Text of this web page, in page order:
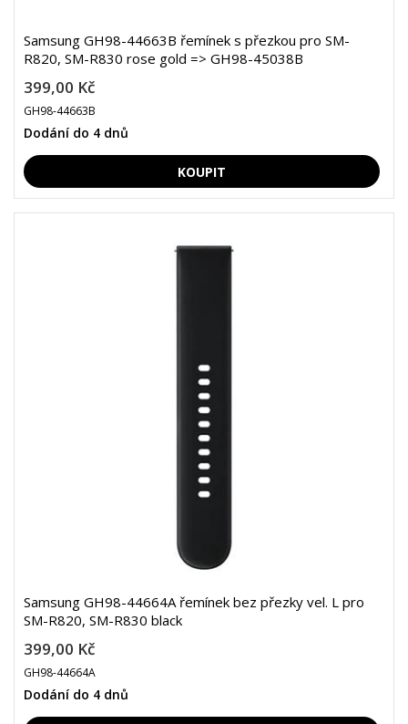
Samsung GH98-44663B řemínek s přezkou pro SM-
R820, SM-R830 rose gold => GH98-45038B
399,00 Kč
GH98-44663B
Dodání do 4 dnů
Samsung GH98-44664A řemínek bez přezky vel. L pro
SM-R820, SM-R830 black
399,00 Kč
GH98-44664A
Dodání do 4 dnů